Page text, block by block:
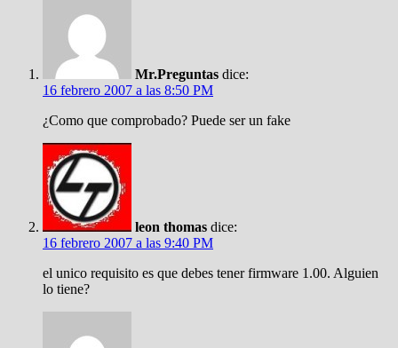
Mr.Preguntas dice:
16 febrero 2007 a las 8:50 PM
¿Como que comprobado? Puede ser un fake
leon thomas dice:
16 febrero 2007 a las 9:40 PM
el unico requisito es que debes tener firmware 1.00. Alguien
lo tiene?